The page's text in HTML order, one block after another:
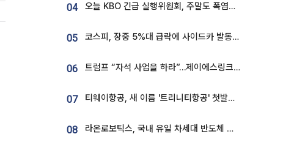
04 오늘 KBO 긴급 실행위원회, 주말도 폭염취소 될까
05 코스피, 장중 5%대 급락에 사이드카 발동…삼성·SK 동반 폭락
06 트럼프 “자석 사업을 하라”…제이에스링크, 비중국 영구자석 공급망 구축 속도
07 티웨이항공, 새 이름 '트리니티항공' 첫발…SSC 전략 본격화
08 라온로보틱스, 국내 유일 차세대 반도체 공정 로봇 개발 ‘고객사 테스트 진행’